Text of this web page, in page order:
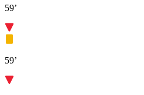
59’
59’